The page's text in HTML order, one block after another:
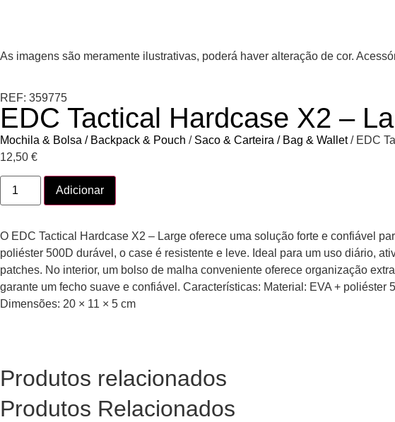
As imagens são meramente ilustrativas, poderá haver alteração de cor.
REF: 359775
EDC Tactical Hardcase X2 –
Mochila & Bolsa / Backpack & Pouch / Saco & Carteira / Bag & Wallet/ EDC
12,50 €
Adicionar
O EDC Tactical Hardcase X2 – Large oferece uma solução forte e confiável
poliéster 500D durável, o case é resistente e leve. Ideal para um uso diário,
patches. No interior, um bolso de malha conveniente oferece organização
garante um fecho suave e confiável. Características: Material: EVA +
Dimensões: 20 × 11 × 5 cm
Produtos relacionados
Produtos Relacionados